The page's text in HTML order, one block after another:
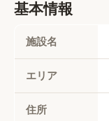
基本情報
施設名
エリア
住所